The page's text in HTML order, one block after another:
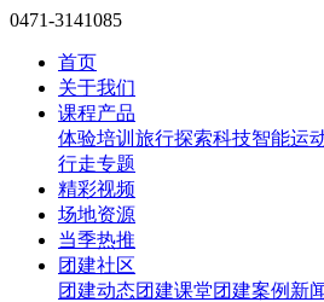
0471-3141085
首页
关于我们
课程产品
体验培训 旅行探索科技智能运
行走专题
精彩视频
场地资源
当季热推
团建社区
团建动态团建课堂团建案例 新